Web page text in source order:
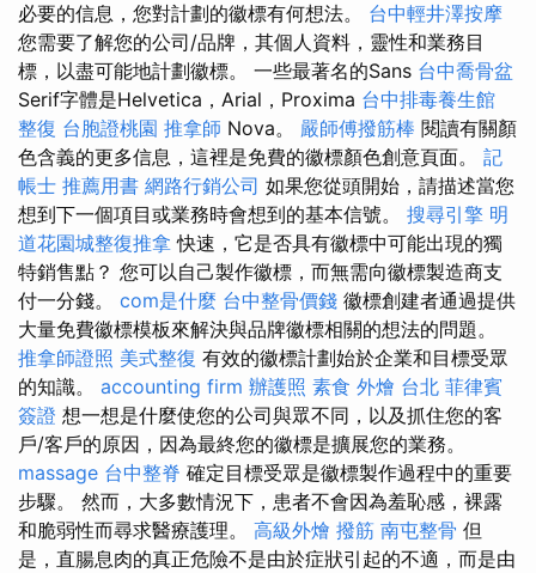
必要的信息，您對計劃的徽標有何想法。 台中輕井澤按摩
您需要了解您的公司/品牌，其個人資料，靈性和業務目
標，以盡可能地計劃徽標。 一些最著名的Sans 台中喬骨盆
Serif字體是Helvetica，Arial，Proxima 台中排毒養生館
整復 台胞證桃園 推拿師 Nova。 嚴師傅撥筋棒 閱讀有關顏
色含義的更​​多信息，這裡是免費的徽標顏色創意頁面。 記
帳士 推薦用書 網路行銷公司 如果您從頭開始，請描述當您
想到下一個項目或業務時會想到的基本信號。 搜尋引擎 明
道花園城整復推拿 快速，它是否具有徽標中可能出現的獨
特銷售點？ 您可以自己製作徽標，而無需向徽標製造商支
付一分錢。 com是什麼 台中整骨價錢 徽標創建者通過提供
大量免費徽標模板來解決與品牌徽標相關的想法的問題。
推拿師證照 美式整復 有效的徽標計劃始於企業和目標受眾
的知識。 accounting firm 辦護照 素食 外燴 台北 菲律賓
簽證 想一想是什麼使您的公司與眾不同，以及抓住您的客
戶/客戶的原因，因為最終您的徽標是擴展您的業務。
massage 台中整脊 確定目標受眾是徽標製作過程中的重要
步驟。 然而，大多數情況下，患者不會因為羞恥感，裸露
和脆弱性而尋求醫療護理。 高級外燴 撥筋 南屯整骨 但
是，直腸息肉的真正危險不是由於症狀引起的不適，而是由